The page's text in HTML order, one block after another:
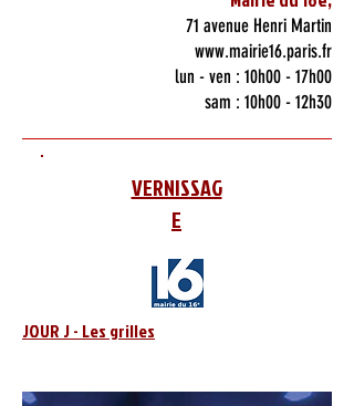
71 avenue Henri Martin
www.mairie16.paris.fr
lun - ven : 10h00 - 17h00
sam : 10h00 - 12h30
VERNISSAG
E
JOUR J - Les grilles